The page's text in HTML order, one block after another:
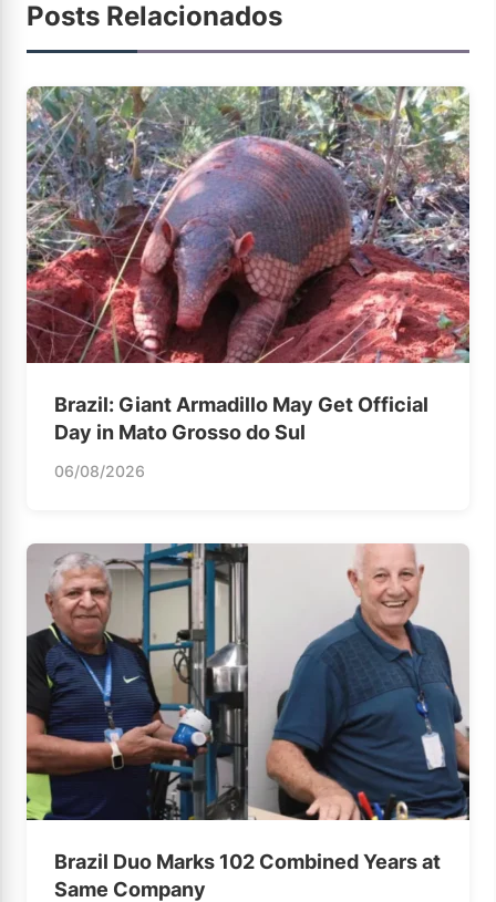
Posts Relacionados
Brazil: Giant Armadillo May Get Official
Day in Mato Grosso do Sul
06/08/2026
Brazil Duo Marks 102 Combined Years at
Same Company